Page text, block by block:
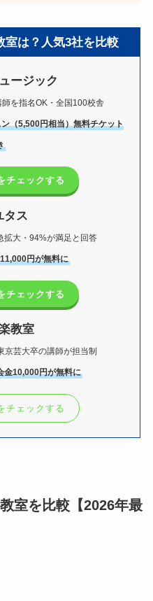
室は？人気3社を比較
ージック
を指名OK・全国100校舎
（5,500円相当）無料チケット
チェックする
タス
拡大・94%が満足と回答
円が無料に
チェックする
教室
京芸大卒の講師が担当制
10,000円が無料に
チェックする
室を比較【2026年最